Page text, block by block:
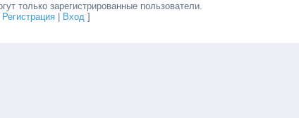
только зарегистрированные пользователи.
Регистрация Вход ]